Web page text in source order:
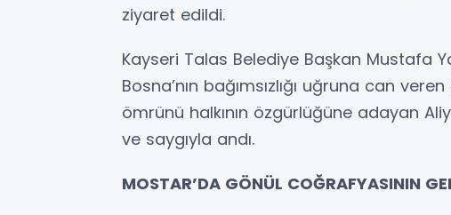
ziyaret edildi.
Kayseri Talas Belediye Başkan Mustafa
Bosna’nın bağımsızlığı uğruna can
ömrünü halkının özgürlüğüne adayan
ve saygıyla andı.
MOSTAR’DA GÖNÜL COĞRAFYASININ